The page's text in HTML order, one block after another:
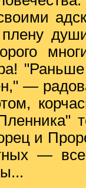
—
и
—